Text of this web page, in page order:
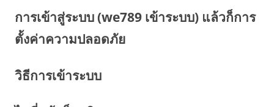
การเข้าสู่ระบบ (we789 เข้าระบบ) แล้วก็การ
ตั้งค่าความปลอดภัย
วิธีการเข้าระบบ